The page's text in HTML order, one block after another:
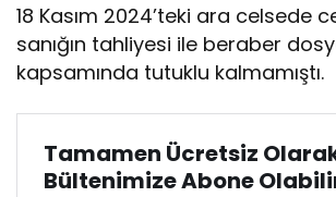
18 Kasım 2024’teki ara celsede
sanığın tahliyesi ile beraber
kapsamında tutuklu kalmamıştı.
Tamamen Ücretsiz
Bültenimize Abone